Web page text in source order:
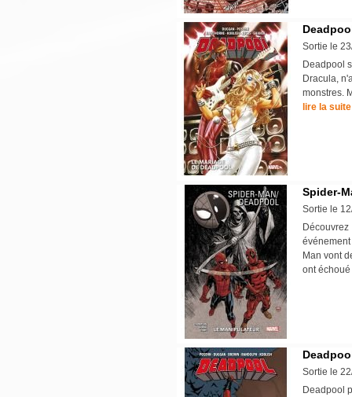
Sortie le
Deadpool
Dracula,
monstres.
lire la suite
Spider-
Sortie le
Man vont
ont
Sortie le
Deadpool